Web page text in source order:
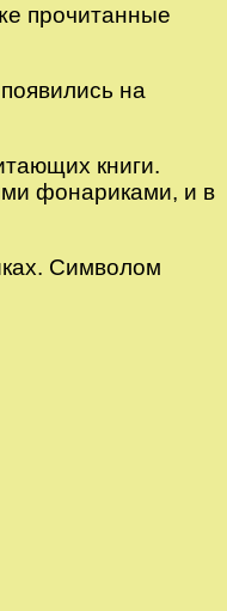
прочитанные
на
книги.
фонариками, и в
Символом